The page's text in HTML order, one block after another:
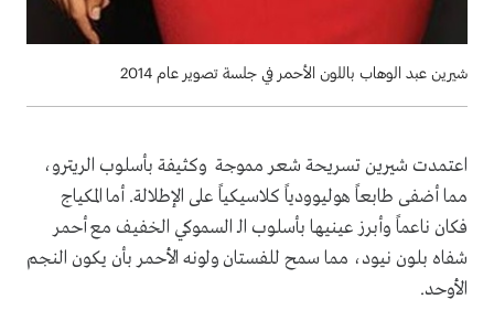
شيرين عبد الوهاب باللون الأحمر في جلسة تصوير عام 2014
اعتمدت شيرين تسريحة شعر مموجة وكثيفة بأسلوب الريترو،
مما أضفى طابعاً هوليوودياً كلاسيكياً على الإطلالة. أما المكياج
فكان ناعماً وأبرز عينيها بأسلوب الـ السموكي الخفيف مع أحمر
شفاه بلون نيود، مما سمح للفستان ولونه الأحمر بأن يكون النجم
الأوحد.